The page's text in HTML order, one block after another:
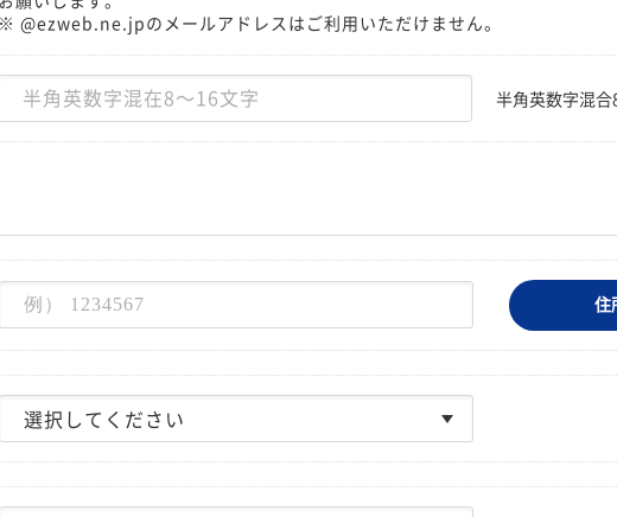
※ @ezweb.ne.jpのメールアドレスはご利用いただけません。
半角英数字混合
住